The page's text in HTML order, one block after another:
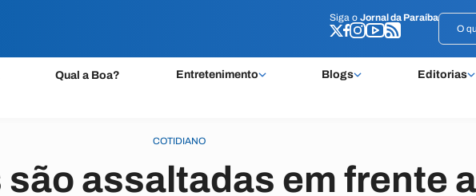
Siga o Jornal da Paraíba
Qual a Boa? Entretenimento Blogs Editorias
Siga o Jornal da Paraíba
COTIDIANO
assaltadas em frente